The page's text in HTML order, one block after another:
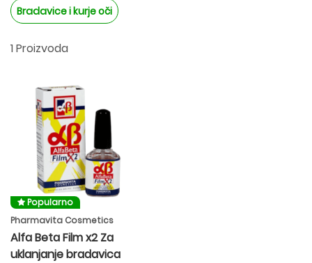
Bradavice i kurje oči
1 Proizvoda
Popularno
Pharmavita Cosmetics
Alfa Beta Film x2 Za
uklanjanje bradavica